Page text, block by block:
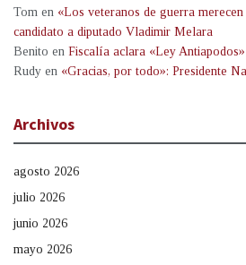
Tom en «Los veteranos de guerra
candidato a diputado Vladimir Melara
Benito en Fiscalía aclara «Ley
Rudy en «Gracias, por todo»: Presidente
Archivos
agosto 2026
julio 2026
junio 2026
mayo 2026